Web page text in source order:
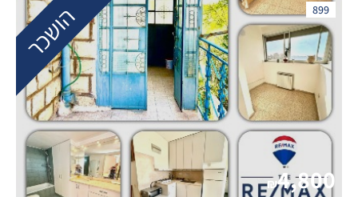
899
₪4,800
הושכר